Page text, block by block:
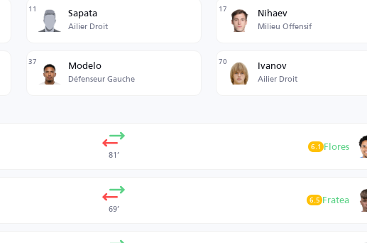
11 Sapata
Ailier Droit
17 Nihaev
Milieu Offensif
37 Modelo
Défenseur Gauche
70 Ivanov
Ailier Droit
81’ Flores
6.1
69’ Fratea
6.5